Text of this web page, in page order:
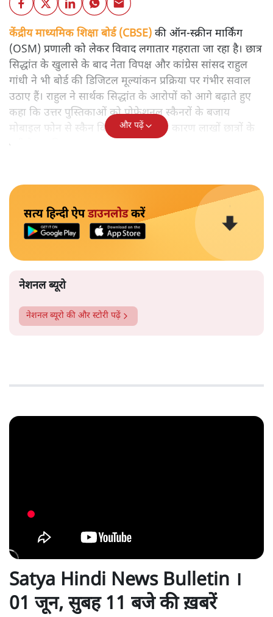
केंद्रीय माध्यमिक शिक्षा बोर्ड (CBSE) की ऑन-स्क्रीन मार्किंग
(OSM) प्रणाली को लेकर विवाद लगातार गहराता जा रहा है। छात्र
सिद्धांत के खुलासे के बाद नेता विपक्ष और कांग्रेस सांसद राहुल
गांधी ने भी बोर्ड की डिजिटल मूल्यांकन प्रक्रिया पर गंभीर सवाल
उठाए हैं। राहुल ने सार्थक सिद्धांत के आरोपों को आगे बढ़ाते हुए
कहा कि उत्तर पुस्तिकाओं को प्रोफेशनल स्कैनरों के बजाय
मोबाइल फोन से स्कैन किया गया, जिसके कारण लाखों छात्रों के
नतीजे प्रभावित हुए।
और पढ़ें
सत्य हिन्दी ऐपडाउनलोडकरें
नेशनल ब्यूरो
नेशनल ब्यूरो की और स्टोरी पढ़ें
Satya Hindi News Bulletin ।
01 जून, सुबह 11 बजे की ख़बरें